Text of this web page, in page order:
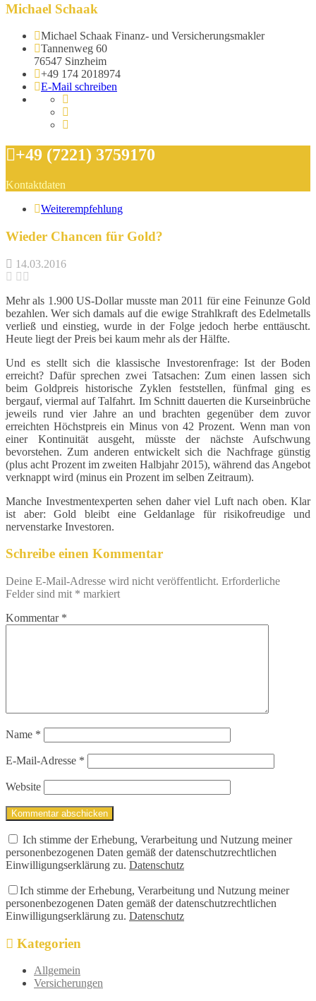
Michael Schaak
Michael Schaak Finanz- und Versicherungsmakler
Tannenweg 60
76547 Sinzheim
+49 174 2018974
E-Mail schreiben
+49 (7221) 3759170
Kontaktdaten
Weiterempfehlung
Wieder Chancen für Gold?
14.03.2016
Mehr als 1.900 US-Dollar musste man 2011 für eine Feinunze Gold
bezahlen. Wer sich damals auf die ewige Strahlkraft des Edelmetalls
verließ und einstieg, wurde in der Folge jedoch herbe enttäuscht.
Heute liegt der Preis bei kaum mehr als der Hälfte.
Und es stellt sich die klassische Investorenfrage: Ist der Boden
erreicht? Dafür sprechen zwei Tatsachen: Zum einen lassen sich
beim Goldpreis historische Zyklen feststellen, fünfmal ging es
bergauf, viermal auf Talfahrt. Im Schnitt dauerten die Kurseinbrüche
jeweils rund vier Jahre an und brachten gegenüber dem zuvor
erreichten Höchstpreis ein Minus von 42 Prozent. Wenn man von
einer Kontinuität ausgeht, müsste der nächste Aufschwung
bevorstehen. Zum anderen entwickelt sich die Nachfrage günstig
(plus acht Prozent im zweiten Halbjahr 2015), während das Angebot
verknappt wird (minus ein Prozent im selben Zeitraum).
Manche Investmentexperten sehen daher viel Luft nach oben. Klar
ist aber: Gold bleibt eine Geldanlage für risikofreudige und
nervenstarke Investoren.
Schreibe einen Kommentar
Deine E-Mail-Adresse wird nicht veröffentlicht. Erforderliche
Felder sind mit * markiert
Kommentar *
Name *
E-Mail-Adresse *
Website
Ich stimme der Erhebung, Verarbeitung und Nutzung meiner
personenbezogenen Daten gemäß der datenschutzrechtlichen
Einwilligungserklärung zu. Datenschutz
Ich stimme der Erhebung, Verarbeitung und Nutzung meiner
personenbezogenen Daten gemäß der datenschutzrechtlichen
Einwilligungserklärung zu. Datenschutz
Kategorien
Allgemein
Versicherungen